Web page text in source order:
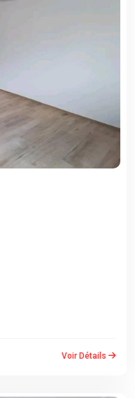
Voir Détails